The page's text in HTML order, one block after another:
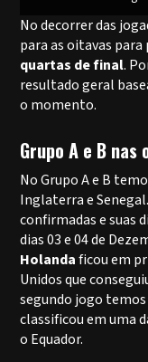
No decorrer das
para as oitavas
quartas de final.
resultado geral
o momento.
Grupo A e B nas
No Grupo A e B
Inglaterra e
confirmadas e suas
dias 03 e 04 de
Holandaficou em
Unidos que
segundo jogo
classificou em uma
o Equador.